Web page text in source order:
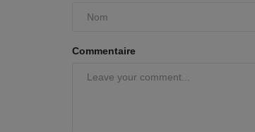
Commentaire